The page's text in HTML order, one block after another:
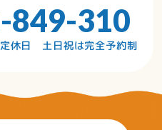
849-310
日 土日祝は完全予約制